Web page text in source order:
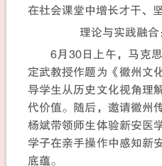
在社会课堂中增长才干、
理论与实践融
6月30日上午，马克
定武教授作题为《徽州文
导学生从历史文化视角理
代价值。随后，邀请徽州
杨斌带领师生体验新安医
学子在亲手操作中感知新
底蕴。